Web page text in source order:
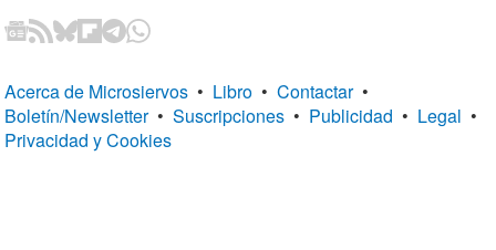
Acerca de Microsiervos • Libro • Contactar •
Boletín/Newsletter • Suscripciones • Publicidad • Legal •
Privacidad y Cookies